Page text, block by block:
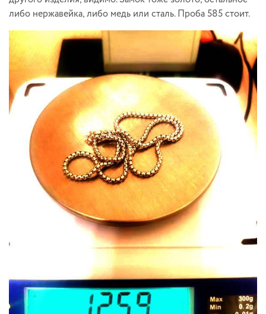
либо нержавейка, либо медь или сталь. Проба 585 стоит.